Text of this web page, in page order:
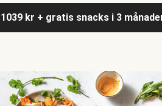
kr + gratis snacks i 3